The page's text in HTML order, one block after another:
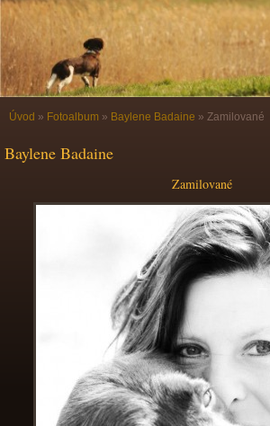
Úvod » Fotoalbum » Baylene Badaine » Zamilované
Baylene Badaine
Zamilované